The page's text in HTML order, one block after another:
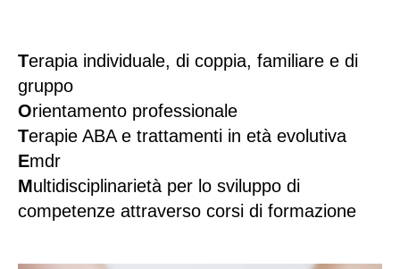
Terapia individuale, di coppia, familiare e di
gruppo
Orientamento professionale
Terapie ABA e trattamenti in età evolutiva
Emdr
Multidisciplinarietà per lo sviluppo di
competenze attraverso corsi di formazione